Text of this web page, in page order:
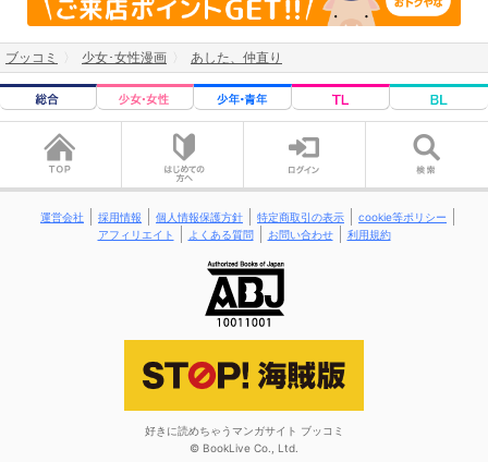
ブッコミ 少女･女性漫画 あした、仲直り
運営会社 採用情報 個人情報保護方針 特定商取引の表示
cookie等ポリシー
アフィリエイト
よくある質問 お問い合わせ 利用規約
好きに読めちゃうマンガサイト ブッコミ
© BookLive Co., Ltd.